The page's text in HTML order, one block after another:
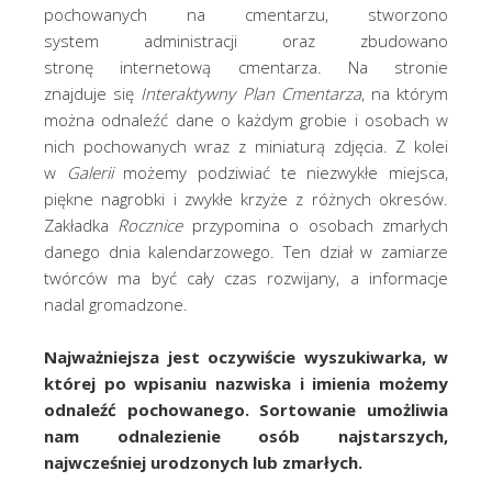
pochowanych na cmentarzu, stworzono
system administracji oraz zbudowano
stronę internetową cmentarza. Na stronie
znajduje się Interaktywny Plan Cmentarza, na którym
można odnaleźć dane o każdym grobie i osobach w
nich pochowanych wraz z miniaturą zdjęcia. Z kolei
w Galeriimożemy podziwiać te niezwykłe miejsca,
piękne nagrobki i zwykłe krzyże z różnych okresów.
Zakładka Roczniceprzypomina o osobach zmarłych
danego dnia kalendarzowego. Ten dział w zamiarze
twórców ma być cały czas rozwijany, a informacje
nadal gromadzone.
Najważniejsza jest oczywiście wyszukiwarka, w
której po wpisaniu nazwiska i imienia możemy
odnaleźć pochowanego. Sortowanie umożliwia
nam odnalezienie osób najstarszych,
najwcześniej urodzonych lub zmarłych.